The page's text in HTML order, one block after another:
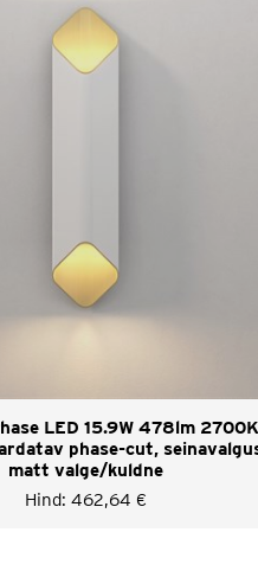
LED 15.9W 478lm 2700K
phase-cut,
matt valge/kuldne
Hind: 462,64 €